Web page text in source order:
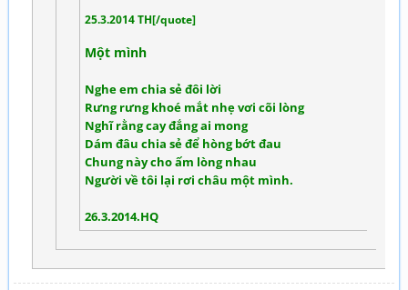
25.3.2014 TH[/quote]
Một mình
Nghe em chia sẻ đôi lời
Rưng rưng khoé mắt nhẹ vơi cõi lòng
Nghĩ rằng cay đắng ai mong
Dám đâu chia sẻ để hòng bớt đau
Chung này cho ấm lòng nhau
Người về tôi lại rơi châu một mình.
26.3.2014.HQ